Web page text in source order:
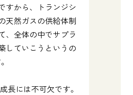
すから、トランジシ
天然ガスの供給体制
、全体の中でサプラ
していこうというの
長には不可欠です。